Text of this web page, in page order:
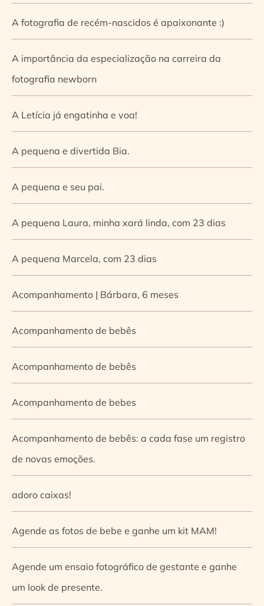
A fotografia de recém-nascidos é apaixonante :)
A importância da especialização na carreira da
fotografia newborn
A Letícia já engatinha e voa!
A pequena e divertida Bia.
A pequena e seu pai.
A pequena Laura, minha xará linda, com 23 dias
A pequena Marcela, com 23 dias
Acompanhamento | Bárbara, 6 meses
Acompanhamento de bebês
Acompanhamento de bebês
Acompanhamento de bebes
Acompanhamento de bebês: a cada fase um registro
de novas emoções.
adoro caixas!
Agende as fotos de bebe e ganhe um kit MAM!
Agende um ensaio fotográfico de gestante e ganhe
um look de presente.